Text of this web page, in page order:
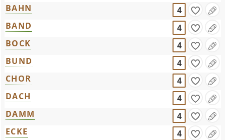
BAHN
4
BAND
4
BOCK
4
BUND
4
CHOR
4
DACH
4
DAMM
4
ECKE
4